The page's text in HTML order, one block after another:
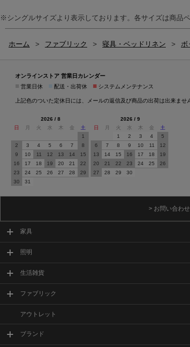
※シングルサイズより表示しております。各サイズは商品ペ
ホーム > ファブリック > 寝具・ベッドリネン > ボ
オンラインストア 営業日カレンダー
営業日休 配送・出荷休 ■ システムメンテナンス
上記色のついた定休日には、メールの返信及び商品の出荷は出来ま
2026 / 8
日
月 火 水 木 金
土
1
2
3 4 5 6 7
8
9
10 11 12 13 14
15
16
17 18 19 20 21
22
23
24 25 26 27 28
29
30
31
2026 / 9
日
月 火 水 木 金
土
1
2 3 4
5
6
7 8 9 10 11
12
13
14 15 16 17 18
19
20
21 22 23 24 25
26
27
28 29 30
> お問い合わせ
家具
照明
生活雑貨
ファブリック
アウトレット
ブランド